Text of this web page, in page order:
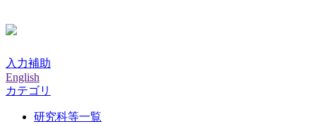
入力補助
English
カテゴリ
研究科等一覧